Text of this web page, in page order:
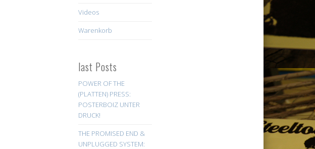
Videos
Warenkorb
last Posts
POWER OF THE
(PLATTEN) PRESS:
POSTERBOIZ UNTER
DRUCK!
THE PROMISED END &
UNPLUGGED SYSTEM: